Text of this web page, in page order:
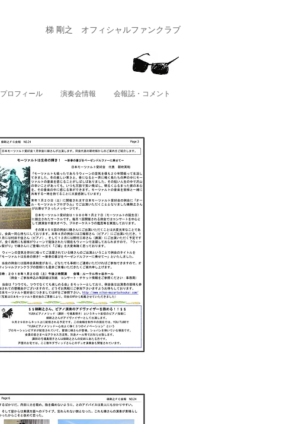
​梯 剛之 オフィシャルファンクラブ
プロフィール 演奏会情報 会報誌・コメント